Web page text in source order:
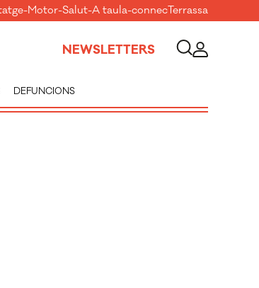
-Motor-Salut-A taula-connecTerrassa
NEWSLETTERS
DEFUNCIONS